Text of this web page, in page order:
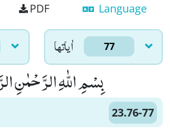
PDF Language
اٰياتها 77
بِسْمِ اللّٰهِ الرَّحْمٰنِ
23.76-77